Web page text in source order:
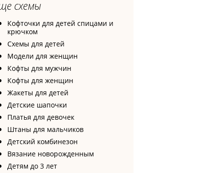
схемы
Кофточки для детей спицами и
крючком
Схемы для детей
Модели для женщин
Кофты для мужчин
Кофты для женщин
Жакеты для детей
Детские шапочки
Платья для девочек
Штаны для мальчиков
Детский комбинезон
Вязание новорожденным
Детям до 3 лет